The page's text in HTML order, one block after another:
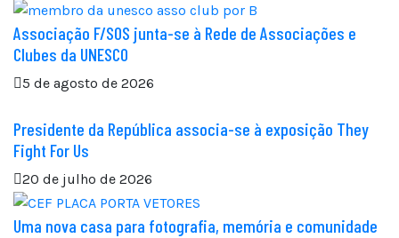
Associação F/SOS junta-se à Rede de Associações e
Clubes da UNESCO
5 de agosto de 2026
Presidente da República associa-se à exposição They
Fight For Us
20 de julho de 2026
Uma nova casa para fotografia, memória e comunidade